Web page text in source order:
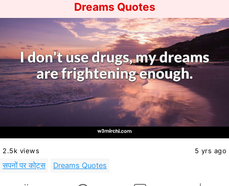
Dreams Quotes
2.5k views 5 yrs ago
सपनों पर कोट्स Dreams Quotes